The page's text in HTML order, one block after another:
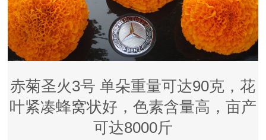
赤菊圣火3号 单朵重量可达90克，花
叶紧凑蜂窝状好，色素含量高，亩产
可达8000斤